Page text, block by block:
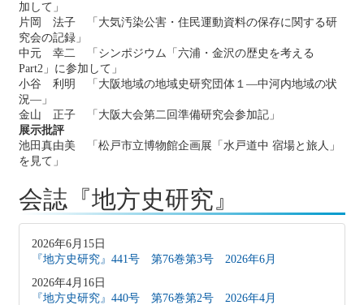
加して」
片岡 法子 「大気汚染公害・住民運動資料の保存に関する研
究会の記録」
中元 幸二 「シンポジウム「六浦・金沢の歴史を考える
Part2」に参加して」
小谷 利明 「大阪地域の地域史研究団体１―中河内地域の状
況―」
金山 正子 「大阪大会第二回準備研究会参加記」
展示批評
池田真由美 「松戸市立博物館企画展「水戸道中 宿場と旅人」
を見て」
会誌『地方史研究』
2026年6月15日
『地方史研究』441号 第76巻第3号 2026年6月
2026年4月16日
『地方史研究』440号 第76巻第2号 2026年4月